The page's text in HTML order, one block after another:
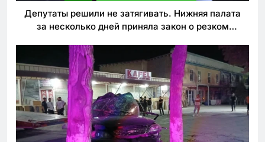
Депутаты решили не затягивать. Нижняя палата
за несколько дней приняла закон о резком